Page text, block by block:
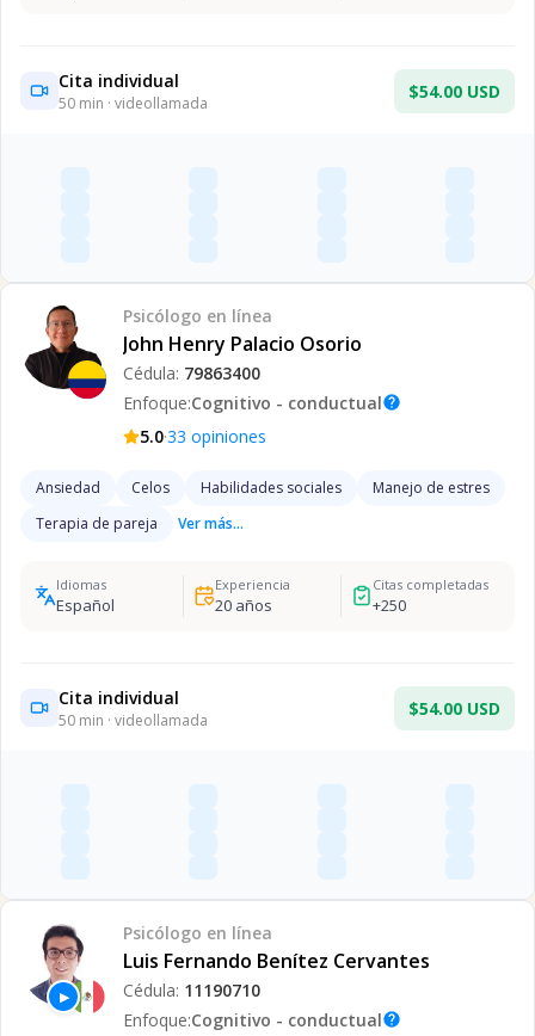
Cita individual
50 min · videollamada
$54.00 USD
Psicólogo en línea
John Henry Palacio Osorio
Cédula: 79863400
Enfoque:Cognitivo - conductualhelp
5.0·33 opiniones
Ansiedad Celos Habilidades sociales
Manejo de estres
Terapia de pareja
Ver más...
Idiomas
Español
Experiencia
20años
Citas completadas
+250
Cita individual
50 min · videollamada
$54.00 USD
▶
Psicólogo en línea
Luis Fernando Benítez Cervantes
Cédula: 11190710
Enfoque:Cognitivo - conductualhelp